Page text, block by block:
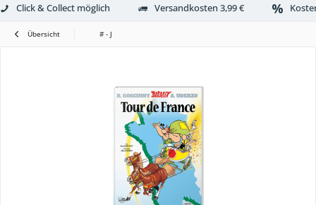
Click & Collect möglich Versandkosten 3,99 €
Übersicht # - J